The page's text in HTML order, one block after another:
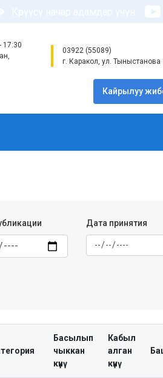
17:30
03922 (55089)
г. Каракол, ул. Тыныстанова
Кайрылуу
Дата принятия
Басылып
чыккан
күнү
Кабыл
алган
күнү